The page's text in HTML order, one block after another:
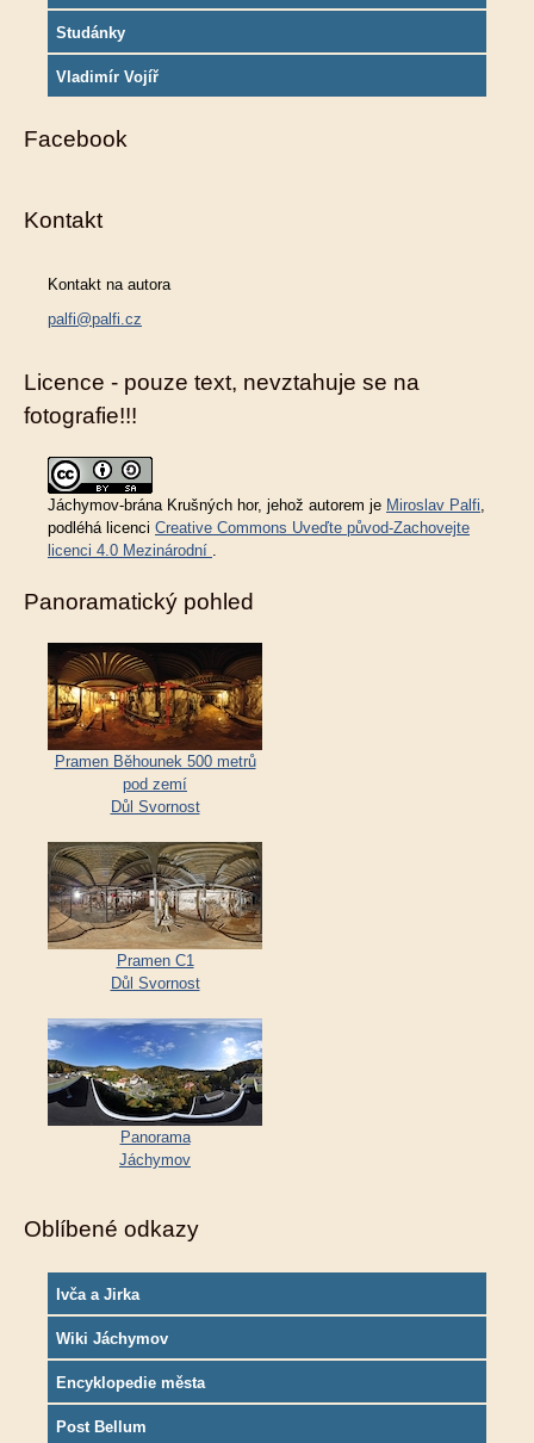
Studánky
Vladimír Vojíř
Facebook
Kontakt
Kontakt na autora
palfi@palfi.cz
Licence - pouze text, nevztahuje se na
fotografie!!!
Jáchymov-brána Krušných hor, jehož autorem je Miroslav Palfi,
podléhá licenci Creative Commons Uveďte původ-Zachovejte
licenci 4.0 Mezinárodní .
Panoramatický pohled
Pramen Běhounek 500 metrů
pod zemí
Důl Svornost
Pramen C1
Důl Svornost
Panorama
Jáchymov
Oblíbené odkazy
Ivča a Jirka
Wiki Jáchymov
Encyklopedie města
Post Bellum